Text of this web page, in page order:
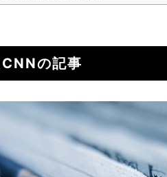
の記事